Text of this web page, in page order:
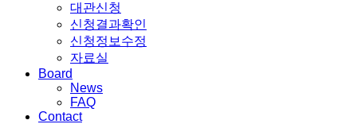
대관신청
신청결과확인
신청정보수정
자료실
Board
News
FAQ
Contact